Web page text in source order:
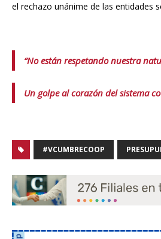
el rechazo unánime de las entidades
“No están respetando nuestra
Un golpe al corazón del sistema
#VCUMBRECOOP